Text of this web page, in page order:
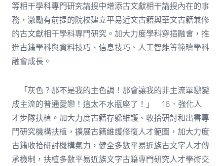
等相干學科專門研究講授中增添古文獻相干講授內在的事
務，激勵有前提的院校建立平易近文古籍與華文古籍兼修
的古文獻相干學科專門研究。加大力度學科穿插融會，推
進古籍學科與資料技巧、信息技巧、人工智能等範疇學科
融會成長。
「灰色？那不是我的主色調！那會讓我的非主流單戀變
成主流的普通愛戀！這太不水瓶座了！」 16．強化人
才步隊扶植。加大力度古籍存躲維護、收拾研討和出書專
門研究機構扶植，擴展古籍維護修復人才範圍，加大力度
古籍收拾研討機構氣力，健全多數平易近族古文字人才傳
承機制，扶植多數平易近族文字古籍專門研究人才學術交